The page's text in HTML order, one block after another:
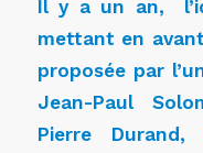
Il y a un an,
mettant en
proposée par
Jean-Paul
Pierre